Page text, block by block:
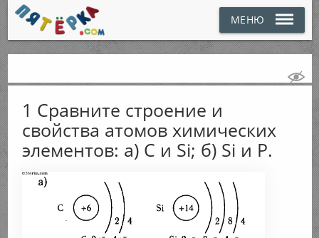
МЕНЮ
1 Сравните строение и
свойства атомов химических
элементов: а) С и Si; б) Si и Р.